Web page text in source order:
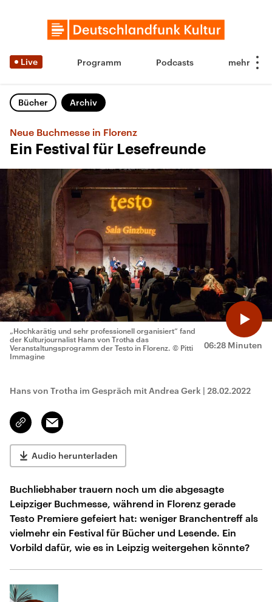
Live Programm Podcasts
Bücher Archiv
Neue Buchmesse in Florenz
Ein Festival für Lesefreunde
06:28 Minuten
„Hochkarätig und sehr professionell organisiert“ fand
der Kulturjournalist Hans von Trotha das
Veranstaltungsprogramm der Testo in Florenz. © Pitti
Immagine
Hans von Trotha im Gespräch mit Andrea Gerk | 28.02.2022
Link
kopieren/teilen
Email
Audio herunterladen
Buchliebhaber trauern noch um die abgesagte
Leipziger Buchmesse, während in Florenz gerade
Testo Premiere gefeiert hat: weniger Branchentreff als
vielmehr ein Festival für Bücher und Lesende. Ein
Vorbild dafür, wie es in Leipzig weitergehen könnte?